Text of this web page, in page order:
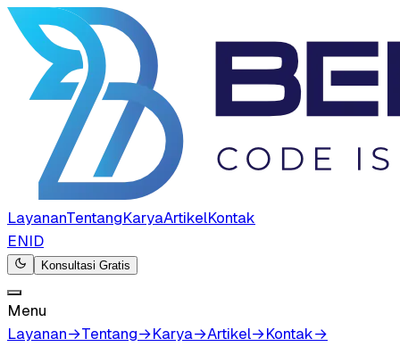
LayananTentangKaryaArtikelKontak
ENID
Konsultasi Gratis
Menu
Layanan→Tentang→Karya→Artikel→Kontak→